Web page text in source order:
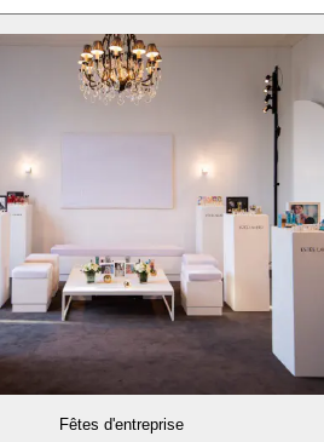
Fêtes d'entreprise